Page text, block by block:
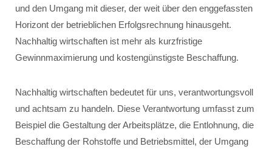
und den Umgang mit dieser, der weit über den enggefassten
Horizont der betrieblichen Erfolgsrechnung hinausgeht.
Nachhaltig wirtschaften ist mehr als kurzfristige
Gewinnmaximierung und kostengünstigste Beschaffung.
Nachhaltig wirtschaften bedeutet für uns, verantwortungsvoll
und achtsam zu handeln. Diese Verantwortung umfasst zum
Beispiel die Gestaltung der Arbeitsplätze, die Entlohnung, die
Beschaffung der Rohstoffe und Betriebsmittel, der Umgang